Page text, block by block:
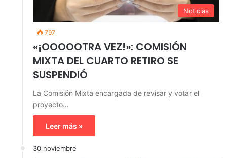
Noticias
797
«¡OOOOOTRA VEZ!»: COMISIÓN
MIXTA DEL CUARTO RETIRO SE
SUSPENDIÓ
La Comisión Mixta encargada de revisar y votar el
proyecto…
Leer más »
30 noviembre